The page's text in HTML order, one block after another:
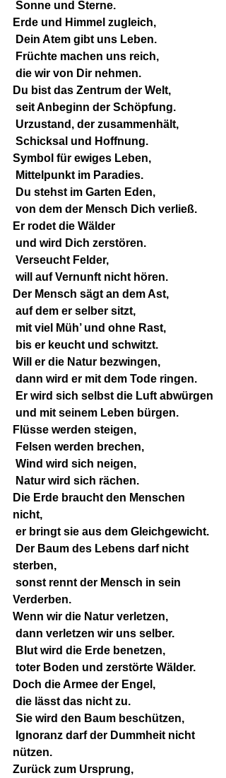
Sonne und Sterne.
Erde und Himmel zugleich,
Dein Atem gibt uns Leben.
Früchte machen uns reich,
die wir von Dir nehmen.
Du bist das Zentrum der Welt,
seit Anbeginn der Schöpfung.
Urzustand, der zusammenhält,
Schicksal und Hoffnung.
Symbol für ewiges Leben,
Mittelpunkt im Paradies.
Du stehst im Garten Eden,
von dem der Mensch Dich verließ.
Er rodet die Wälder
und wird Dich zerstören.
Verseucht Felder,
will auf Vernunft nicht hören.
Der Mensch sägt an dem Ast,
auf dem er selber sitzt,
mit viel Müh’ und ohne Rast,
bis er keucht und schwitzt.
Will er die Natur bezwingen,
dann wird er mit dem Tode ringen.
Er wird sich selbst die Luft abwürgen
und mit seinem Leben bürgen.
Flüsse werden steigen,
Felsen werden brechen,
Wind wird sich neigen,
Natur wird sich rächen.
Die Erde braucht den Menschen
nicht,
er bringt sie aus dem Gleichgewicht.
sterben,
Verderben.
Wenn wir die Natur verletzen,
dann verletzen wir uns selber.
Blut wird die Erde benetzen,
toter Boden und zerstörte Wälder.
Doch die Armee der Engel,
die lässt das nicht zu.
Sie wird den Baum beschützen,
nützen.
Zurück zum Ursprung,